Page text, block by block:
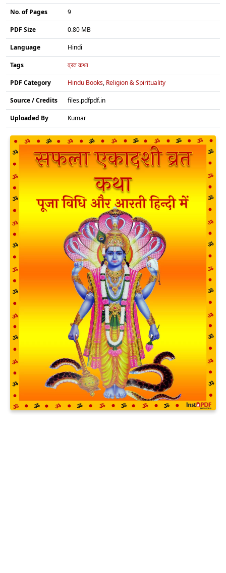
No. of Pages 9
PDF Size 0.80 MB
Language Hindi
Tags व्रत कथा
PDF Category Hindu Books, Religion & Spirituality
Source / Credits files.pdfpdf.in
Uploaded By Kumar